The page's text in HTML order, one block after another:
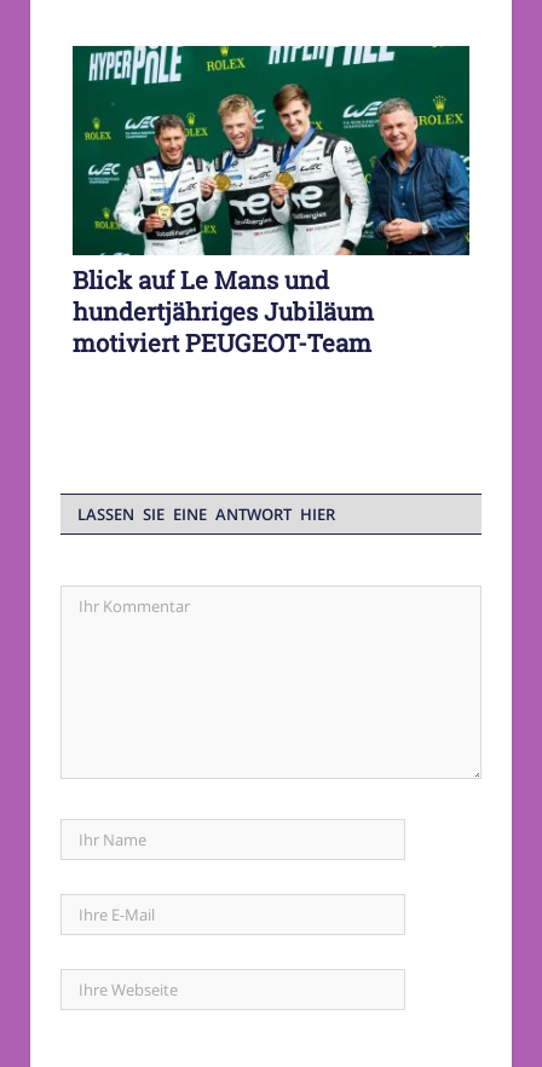
Blick auf Le Mans und
hundertjähriges Jubiläum
motiviert PEUGEOT-Team
LASSEN SIE EINE ANTWORT HIER